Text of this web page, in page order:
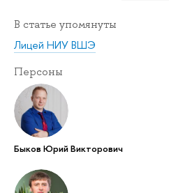
В статье упомянуты
Лицей НИУ ВШЭ
Персоны
Быков Юрий Викторович